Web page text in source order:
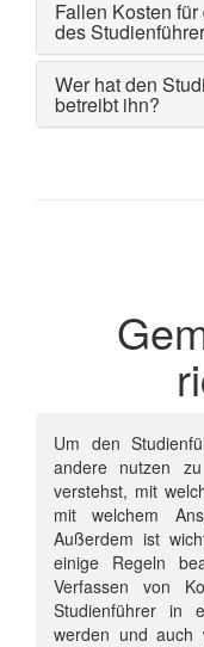
Fallen Kosten
des
Wer hat den
betreibt ihn?
Um den
andere nutzen
verstehst, mit
mit welchem
Außerdem ist
einige Regeln
Verfassen von
Studienführer in
werden und auch